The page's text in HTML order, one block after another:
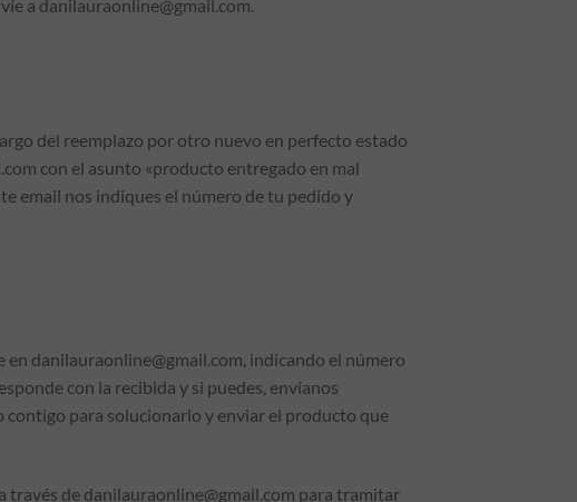
a danilauraonline@gmail.com.
del reemplazo por otro nuevo en perfecto estado
con el asunto «producto entregado en mal
email nos indiques el número de tu pedido y
danilauraonline@gmail.com, indicando el número
con la recibida y si puedes, envíanos
para solucionarlo y enviar el producto que
de danilauraonline@gmail.com para tramitar